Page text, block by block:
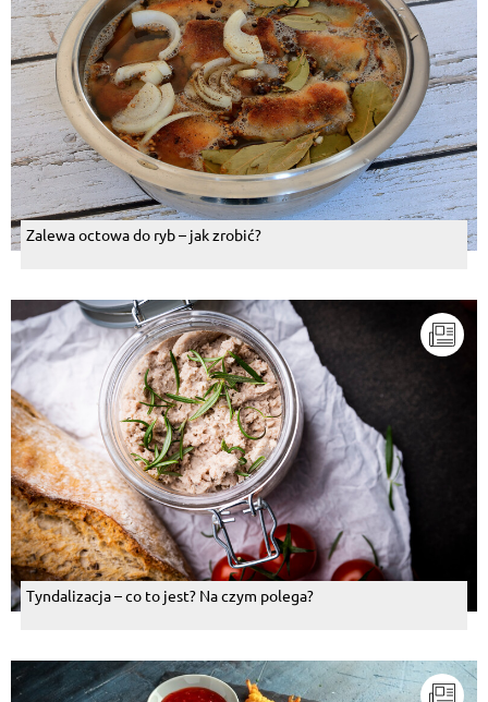
Zalewa octowa do ryb – jak zrobić?
Tyndalizacja – co to jest? Na czym polega?